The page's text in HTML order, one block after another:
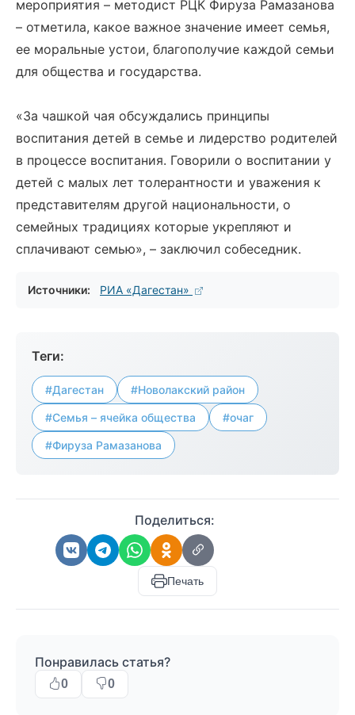
мероприятия – методист РЦК Фируза Рамазанова
– отметила, какое важное значение имеет семья,
ее моральные устои, благополучие каждой семьи
для общества и государства.
«За чашкой чая обсуждались принципы
воспитания детей в семье и лидерство родителей
в процессе воспитания. Говорили о воспитании у
детей с малых лет толерантности и уважения к
представителям другой национальности, о
семейных традициях которые укрепляют и
сплачивают семью», – заключил собеседник.
Источники: РИА «Дагестан»
Теги:
#Дагестан #Новолакский район
#Семья – ячейка общества #очаг
#Фируза Рамазанова
Поделиться:
Печать
Понравилась статья?
0 0